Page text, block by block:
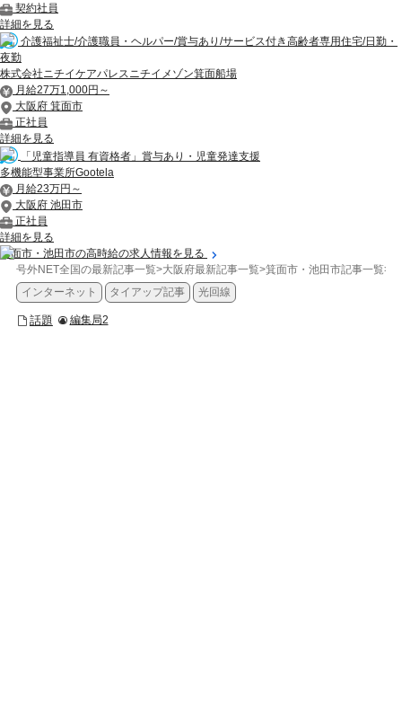
契約社員
詳細を見る
介護福祉士/介護職員・ヘルパー/賞与あり/サービス付き高齢者専用住宅/日勤・
夜勤
株式会社ニチイケアパレスニチイメゾン箕面船場
月給27万1,000円～
大阪府 箕面市
正社員
詳細を見る
「児童指導員 有資格者」賞与あり・児童発達支援
多機能型事業所Gootela
月給23万円～
大阪府 池田市
正社員
詳細を見る
箕面市・池田市の高時給の求人情報を見る
号外NET全国の最新記事一覧>大阪府最新記事一覧>箕面市・池田市記事一覧>
インターネット
タイアップ記事 光回線
話題 編集局2